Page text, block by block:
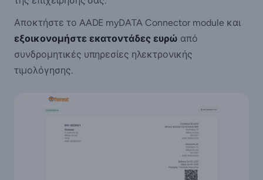
Αποκτήστε το AADE myDATA Connector module και
εξοικονομήστε εκατοντάδες ευρώ από
συνδρομητικές υπηρεσίες ηλεκτρονικής
τιμολόγησης.